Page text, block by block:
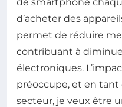
d’acheter des
permet de réduire
contribuant à
électroniques.
préoccupe, et en
secteur, je veux être